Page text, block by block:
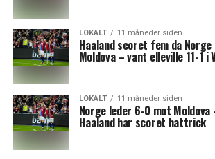
LOKALT 11 måneder siden
Haaland scoret fem da
Moldova – vant elleville 11-1
LOKALT 11 måneder siden
Norge leder 6-0 mot
Haaland har scoret hattrick